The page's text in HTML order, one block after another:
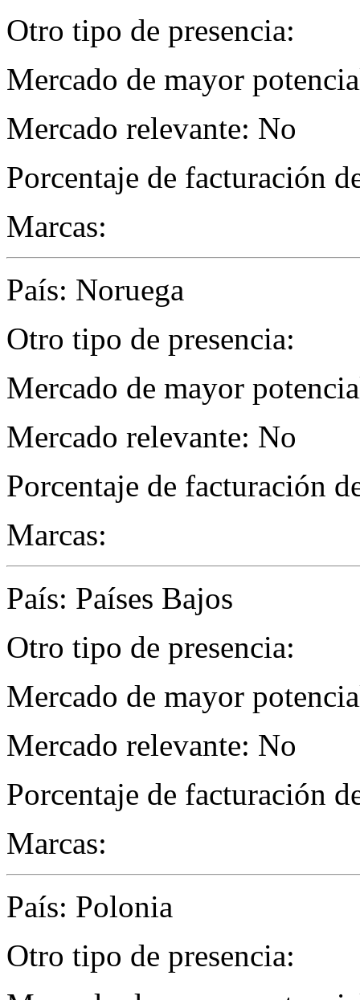
Otro tipo de presencia:
Mercado de mayor
Mercado relevante: No
Porcentaje de facturación
Marcas:
País: Noruega
Otro tipo de presencia:
Mercado de mayor
Mercado relevante: No
Porcentaje de facturación
Marcas:
País: Países Bajos
Otro tipo de presencia:
Mercado de mayor
Mercado relevante: No
Porcentaje de facturación
Marcas:
País: Polonia
Otro tipo de presencia: